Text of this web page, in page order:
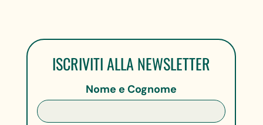
ISCRIVITI ALLA NEWSLETTER
Nome e Cognome